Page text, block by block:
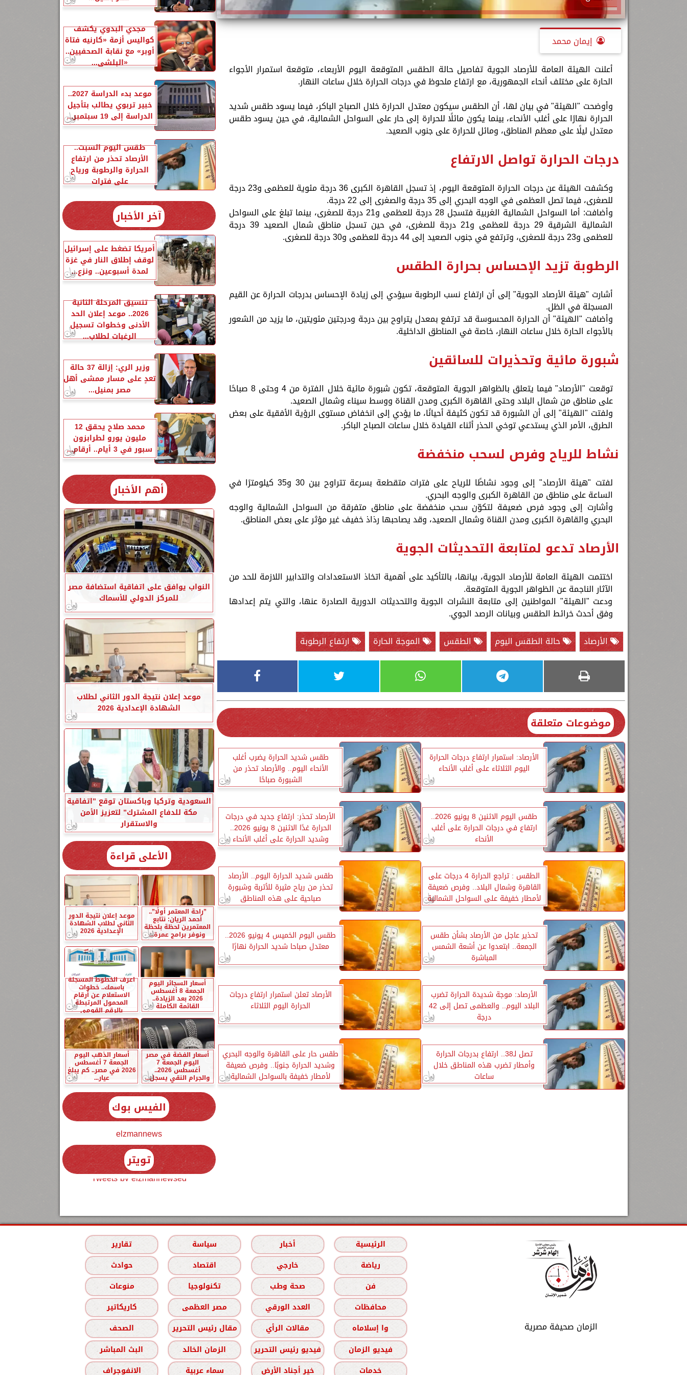
إيمان محمد
أعلنت الهيئة العامة للأرصاد الجوية تفاصيل حالة الطقس المتوقعة اليوم الأربعاء، متوقعة استمرار الأجواء
الحارة على مختلف أنحاء الجمهورية، مع ارتفاع ملحوظ في درجات الحرارة خلال ساعات النهار.
وأوضحت "الهيئة" في بيان لها، أن الطقس سيكون معتدل الحرارة خلال الصباح الباكر، فيما يسود طقس شديد
الحرارة نهارًا على أغلب الأنحاء، بينما يكون مائلًا للحرارة إلى حار على السواحل الشمالية، في حين يسود طقس
معتدل ليلًا على معظم المناطق، ومائل للحرارة على جنوب الصعيد.
درجات الحرارة تواصل الارتفاع
وكشفت الهيئة عن درجات الحرارة المتوقعة اليوم، إذ تسجل القاهرة الكبرى 36 درجة مئوية للعظمى و23 درجة
للصغرى، فيما تصل العظمى في الوجه البحري إلى 35 درجة والصغرى إلى 22 درجة.
وأضافت: أما السواحل الشمالية الغربية فتسجل 28 درجة للعظمى و21 درجة للصغرى، بينما تبلغ على السواحل
الشمالية الشرقية 29 درجة للعظمى و21 درجة للصغرى، في حين تسجل مناطق شمال الصعيد 39 درجة
للعظمى و23 درجة للصغرى، وترتفع في جنوب الصعيد إلى 44 درجة للعظمى و30 درجة للصغرى.
الرطوبة تزيد الإحساس بحرارة الطقس
أشارت "هيئة الأرصاد الجوية" إلى أن ارتفاع نسب الرطوبة سيؤدي إلى زيادة الإحساس بدرجات الحرارة عن القيم
المسجلة في الظل.
وأضافت "الهيئة" أن الحرارة المحسوسة قد ترتفع بمعدل يتراوح بين درجة ودرجتين مئويتين، ما يزيد من الشعور
بالأجواء الحارة خلال ساعات النهار، خاصة في المناطق الداخلية.
شبورة مائية وتحذيرات للسائقين
توقعت "الأرصاد" فيما يتعلق بالظواهر الجوية المتوقعة، تكون شبورة مائية خلال الفترة من 4 وحتى 8 صباحًا
على مناطق من شمال البلاد وحتى القاهرة الكبرى ومدن القناة ووسط سيناء وشمال الصعيد.
ولفتت "الهيئة" إلى أن الشبورة قد تكون كثيفة أحيانًا، ما يؤدي إلى انخفاض مستوى الرؤية الأفقية على بعض
الطرق، الأمر الذي يستدعي توخي الحذر أثناء القيادة خلال ساعات الصباح الباكر.
نشاط للرياح وفرص لسحب منخفضة
لفتت "هيئة الأرصاد" إلى وجود نشاطًا للرياح على فترات متقطعة بسرعة تتراوح بين 30 و35 كيلومترًا في
الساعة على مناطق من القاهرة الكبرى والوجه البحري.
وأشارت إلى وجود فرص ضعيفة لتكوّن سحب منخفضة على مناطق متفرقة من السواحل الشمالية والوجه
البحري والقاهرة الكبرى ومدن القناة وشمال الصعيد، وقد يصاحبها رذاذ خفيف غير مؤثر على بعض المناطق.
الأرصاد تدعو لمتابعة التحديثات الجوية
اختتمت الهيئة العامة للأرصاد الجوية، بيانها، بالتأكيد على أهمية اتخاذ الاستعدادات والتدابير اللازمة للحد من
الآثار الناجمة عن الظواهر الجوية المتوقعة.
ودعت "الهيئة" المواطنين إلى متابعة النشرات الجوية والتحديثات الدورية الصادرة عنها، والتي يتم إعدادها
وفق أحدث خرائط الطقس وبيانات الرصد الجوي.
الأرصاد
حالة الطقس اليوم الطقس الموجة الحارة ارتفاع الرطوبة
موضوعات متعلقة
الأرصاد: استمرار ارتفاع درجات الحرارة
اليوم الثلاثاء على أغلب الأنحاء
طقس شديد الحرارة يضرب أغلب
الأنحاء اليوم.. والأرصاد تحذر من
الشبورة صباحًا
طقس اليوم الاثنين 8 يونيو 2026..
ارتفاع في درجات الحرارة على أغلب
الأنحاء
الأرصاد تحذر: ارتفاع جديد في درجات
الحرارة غدًا الاثنين 8 يونيو 2026..
وشديد الحرارة على أغلب الأنحاء
الطقس : تراجع الحرارة 4 درجات على
القاهرة وشمال البلاد.. وفرص ضعيفة
لأمطار خفيفة على السواحل الشمالية
طقس شديد الحرارة اليوم.. الأرصاد
تحذر من رياح مثيرة للأتربة وشبورة
صباحية على هذه المناطق
تحذير عاجل من الأرصاد بشأن طقس
الجمعة.. ابتعدوا عن أشعة الشمس
المباشرة
طقس اليوم الخميس 4 يونيو 2026..
معتدل صباحا شديد الحرارة نهارًا
الأرصاد: موجة شديدة الحرارة تضرب
البلاد اليوم.. والعظمى تصل إلى 42
درجة
الأرصاد تعلن استمرار ارتفاع درجات
الحرارة اليوم الثلاثاء
تصل لـ38.. ارتفاع بدرجات الحرارة
وأمطار تضرب هذه المناطق خلال
ساعات
طقس حار على القاهرة والوجه البحري
وشديد الحرارة جنوبًا.. وفرص ضعيفة
لأمطار خفيفة بالسواحل الشمالية
مجدي البدوي يكشف
كواليس أزمة «كارنيه فتاة
أوبر» مع نقابة الصحفيين..
«البلشي...
موعد بدء الدراسة 2027..
خبير تربوي يطالب بتأجيل
الدراسة إلى 19 سبتمبر...
طقس اليوم السبت..
الأرصاد تحذر من ارتفاع
الحرارة والرطوبة ورياح
على فترات
آخر الأخبار
أمريكا تضغط على إسرائيل
لوقف إطلاق النار في غزة
لمدة أسبوعين.. ونزع...
تنسيق المرحلة الثانية
2026.. موعد إعلان الحد
الأدنى وخطوات تسجيل
الرغبات لطلاب...
وزير الري: إزالة 37 حالة
تعدٍ على مسار ممشى أهل
مصر بمنيل...
محمد صلاح يحقق 12
مليون يورو لطرابزون
سبور في 3 أيام.. أرقام...
أهم الأخبار
النواب يوافق على اتفاقية استضافة مصر
للمركز الدولي للأسماك
موعد إعلان نتيجة الدور الثاني لطلاب
الشهادة الإعدادية 2026
السعودية وتركيا وباكستان توقع ”اتفاقية
مكة للدفاع المشترك” لتعزيز الأمن
والاستقرار
الأعلى قراءة
”راحة المعتمر أولًا”..
أحمد الريان: نتابع
المعتمرين لحظة بلحظة
ونوفر برامج عمرة...
موعد إعلان نتيجة الدور
الثاني لطلاب الشهادة
الإعدادية 2026
أسعار السجائر اليوم
الجمعة 8 أغسطس
2026 بعد الزيادة..
القائمة الكاملة
اعرف الخطوط المسجلة
باسمك.. خطوات
الاستعلام عن أرقام
المحمول المرتبطة
بالرقم القومي
أسعار الفضة في مصر
اليوم الجمعة 7
أغسطس 2026..
والجرام النقي يسجل...
أسعار الذهب اليوم
الجمعة 7 أغسطس
2026 في مصر.. كم يبلغ
عيار...
الفيس بوك
elzmannews
تويتر
Tweets by elzmannewseg
الزمان صحيفة مصرية
الرئيسية أخبار سياسة
تقارير
رياضة
خارجي اقتصاد
حوادث
فن
صحة وطب تكنولوجيا
منوعات
محافظات
العدد الورقي مصر العظمى
كاريكاتير
وا إسلاماه
مقالات الرأي مقال رئيس التحرير
الصحف
فيديو الزمان
فيديو رئيس التحرير الزمان الخالد
البث المباشر
خدمات
خير أجناد الأرض سماء عربية الانفوجراف